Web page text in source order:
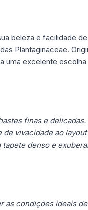
beleza e facilidade
Plantaginaceae.
uma excelente escolha
finas e
vivacidade ao
tapete denso e
as condições ideais